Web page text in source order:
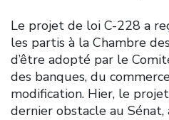
Le projet de loi C-228 a
les partis à la Chambre
d’être adopté par le
des banques, du
modification. Hier, le
dernier obstacle au